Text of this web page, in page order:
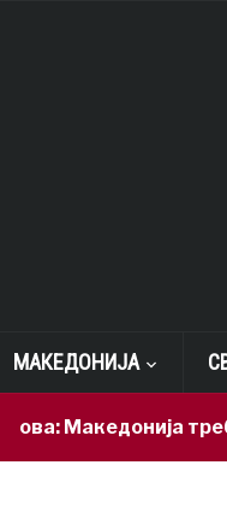
МАКЕДОНИЈА
Македонија треба